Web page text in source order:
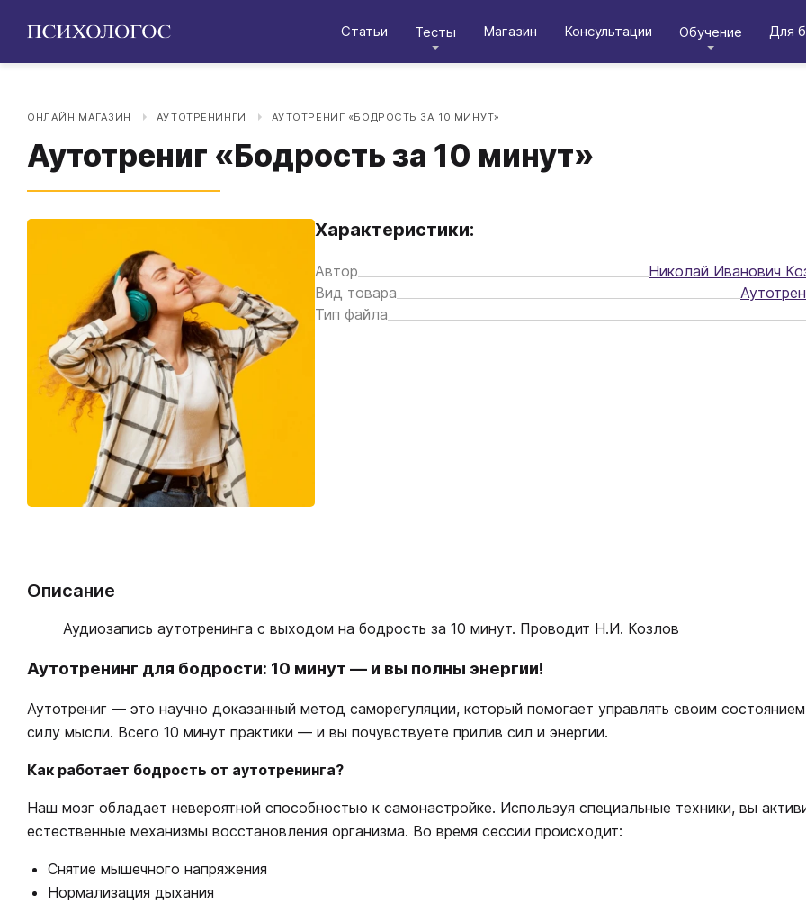
Статьи Тесты Магазин Консультации Обучение Для
ОНЛАЙН МАГАЗИН АУТОТРЕНИНГИ АУТОТРЕНИГ «БОДРОСТЬ ЗА 10 МИНУТ»
Аутотрениг «Бодрость за 10 минут»
Характеристики:
Автор
Николай Иванович
Вид товара
Тип файла
Описание
Аудиозапись аутотренинга с выходом на бодрость за 10 минут. Проводит Н.И. Козлов
Аутотренинг для бодрости: 10 минут — и вы полны энергии!
Аутотрениг ― это научно доказанный метод саморегуляции, который помогает управлять своим состоянием
силу мысли. Всего 10 минут практики — и вы почувствуете прилив сил и энергии.
Как работает бодрость от аутотренинга?
Наш мозг обладает невероятной способностью к самонастройке. Используя специальные техники, вы
естественные механизмы восстановления организма. Во время сессии происходит:
Снятие мышечного напряжения
Нормализация дыхания